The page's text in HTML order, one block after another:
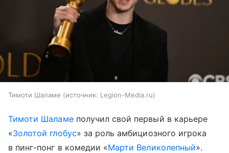
Тимоти Шаламе источник: Legion-Media.ru
Тимоти Шаламеполучил свой первый в карьере
«Золотой глобус» за роль амбициозного игрока
в пинг-понг в комедии «Марти Великолепный».